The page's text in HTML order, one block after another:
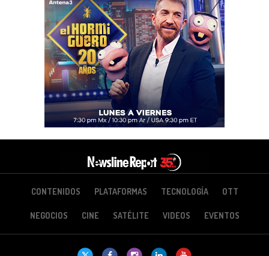
CONTENIDOS PLATAFORMAS TECNOLOGÍA OTT
NEGOCIOS CINE SATÉLITE VIDEOS EVENTOS